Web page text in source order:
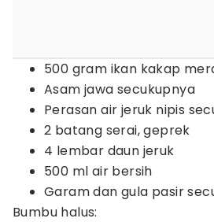
500 gram ikan kakap
Asam jawa secukupnya
Perasan air jeruk nipis
2 batang serai, geprek
4 lembar daun jeruk
500 ml air bersih
Garam dan gula pasir
Bumbu halus: